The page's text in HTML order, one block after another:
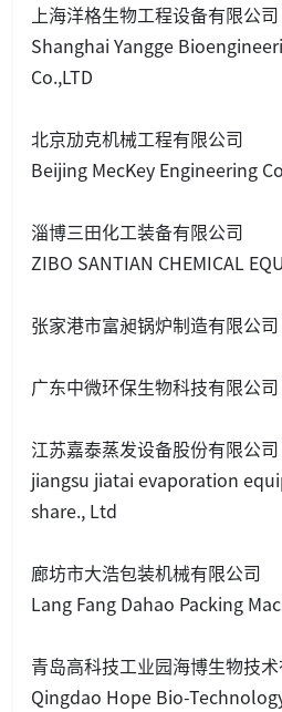
上海洋格生物工程设备有限公司
Shanghai Yangge
Co.,LTD
北京劢克机械工程有限公司
Beijing MecKey Engineering
淄博三田化工装备有限公司
ZIBO SANTIAN CHEMICAL
张家港市富昶锅炉制造有限公司
广东中微环保生物科技有限公司
江苏嘉泰蒸发设备股份有限公司
jiangsu jiatai evaporation
share., Ltd
廊坊市大浩包装机械有限公司
Lang Fang Dahao Packing
青岛高科技工业园海博生物技
Qingdao Hope Bio-